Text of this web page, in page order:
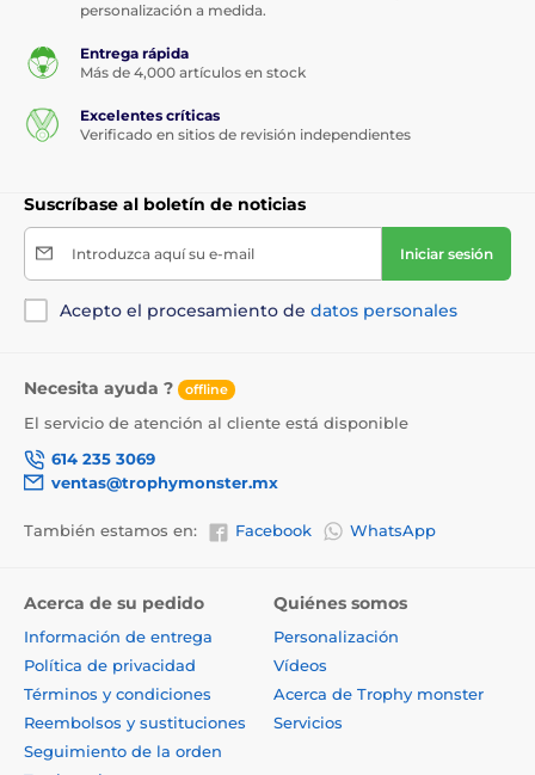
personalización a medida.
Entrega rápida
Más de 4,000 artículos en stock
Excelentes críticas
Verificado en sitios de revisión independientes
Suscríbase al boletín de noticias
Introduzca aquí su e-mail Iniciar sesión
Acepto el procesamiento de datos personales
Necesita ayuda ? offline
El servicio de atención al cliente está disponible
614 235 3069
ventas@trophymonster.mx
También estamos en: Facebook WhatsApp
Acerca de su pedido
Información de entrega
Política de privacidad
Términos y condiciones
Reembolsos y sustituciones
Seguimiento de la orden
Quiénes somos
Personalización
Vídeos
Acerca de Trophy monster
Servicios